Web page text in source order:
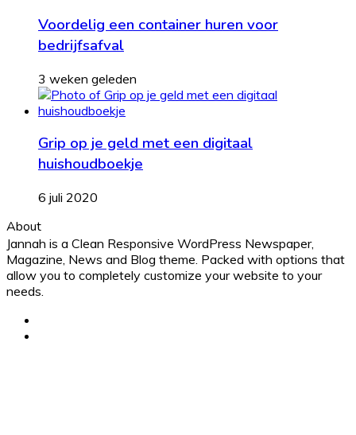
Voordelig een container huren voor
bedrijfsafval
3 weken geleden
Grip op je geld met een digitaal
huishoudboekje
6 juli 2020
About
Jannah is a Clean Responsive WordPress Newspaper,
Magazine, News and Blog theme. Packed with options that
allow you to completely customize your website to your
needs.